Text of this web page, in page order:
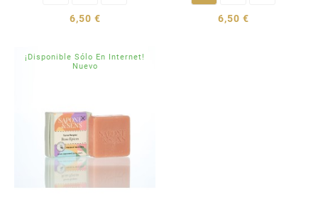
6,50 € 6,50 €
¡Disponible Sólo En Internet!
Nuevo